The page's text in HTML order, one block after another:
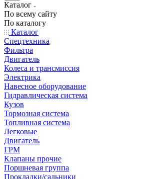
Каталог
По всему сайту
По каталогу
Каталог
Спецтехника
Фильтра
Двигатель
Колеса и трансмиссия
Электрика
Навесное оборудование
Гидравлическая система
Кузов
Тормозная система
Топливная система
Легковые
Двигатель
ГРМ
Клапаны прочие
Поршневая группа
Прокладки/сальники